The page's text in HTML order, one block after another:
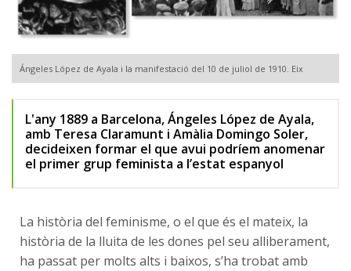
Ángeles López de Ayala i la manifestació del 10 de juliol de 1910. Eix
L'any 1889 a Barcelona, Ángeles López de Ayala,
amb Teresa Claramunt i Amàlia Domingo Soler,
decideixen formar el que avui podríem anomenar
el primer grup feminista a l’estat espanyol
La història del feminisme, o el que és el mateix, la
història de la lluita de les dones pel seu alliberament,
ha passat per molts alts i baixos, s’ha trobat amb